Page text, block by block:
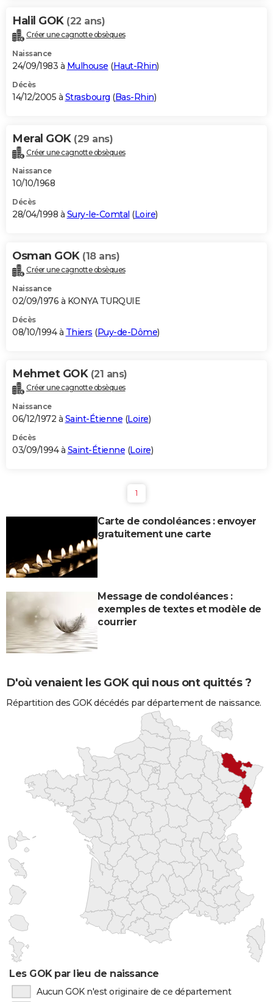
Halil GOK (22 ans)
Créer une cagnotte obsèques
Naissance
24/09/1983 à Mulhouse (Haut-Rhin)
Décès
14/12/2005 à Strasbourg (Bas-Rhin)
Meral GOK (29 ans)
Créer une cagnotte obsèques
Naissance
10/10/1968
Décès
28/04/1998 à Sury-le-Comtal (Loire)
Osman GOK (18 ans)
Créer une cagnotte obsèques
Naissance
02/09/1976 à KONYA TURQUIE
Décès
08/10/1994 à Thiers (Puy-de-Dôme)
Mehmet GOK (21 ans)
Créer une cagnotte obsèques
Naissance
06/12/1972 à Saint-Étienne (Loire)
Décès
03/09/1994 à Saint-Étienne (Loire)
1
Carte de condoléances : envoyer
gratuitement une carte
Message de condoléances :
exemples de textes et modèle de
courrier
D'où venaient les GOK qui nous ont quittés ?
Répartition des GOK décédés par département de naissance.
Les GOK par lieu de naissance
Aucun GOK n'est originaire de ce département